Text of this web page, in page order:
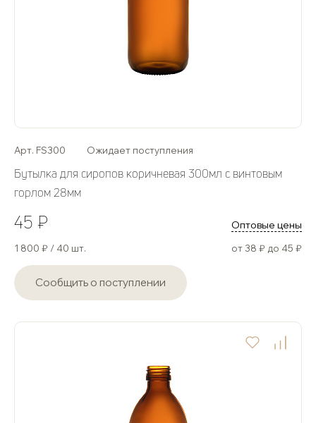
Арт. FS300 Ожидает поступления
Бутылка для сиропов коричневая 300мл с винтовым
горлом 28мм
45 ₽ Оптовые цены
1 800 ₽ / 40 шт. от 38 ₽ до 45 ₽
Сообщить о поступлении